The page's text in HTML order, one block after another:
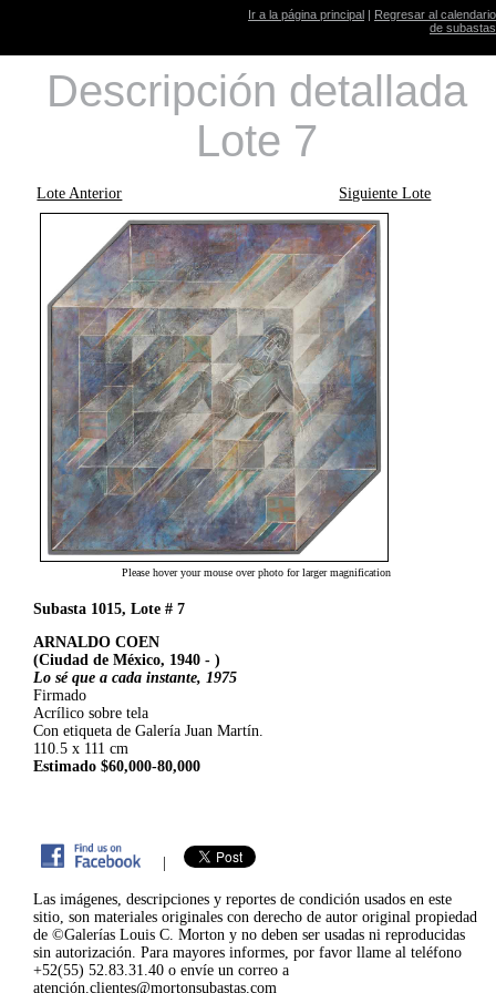
Ir a la página principal | Regresar al calendario
de subastas
Descripción detallada
Lote 7
Lote Anterior Siguiente Lote
Please hover your mouse over photo for larger magnification
Subasta 1015, Lote # 7
ARNALDO COEN
(Ciudad de México, 1940 - )
Lo sé que a cada instante, 1975
Firmado
Acrílico sobre tela
Con etiqueta de Galería Juan Martín.
110.5 x 111 cm
Estimado $60,000-80,000
|
Las imágenes, descripciones y reportes de condición usados en este
sitio, son materiales originales con derecho de autor original propiedad
de ©Galerías Louis C. Morton y no deben ser usadas ni reproducidas
sin autorización. Para mayores informes, por favor llame al teléfono
+52(55) 52.83.31.40 o envíe un correo a
atención.clientes@mortonsubastas.com